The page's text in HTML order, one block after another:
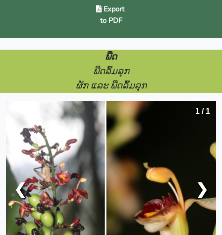
Export
to PDF
ພືດ
ພືດລົ້ມລຸກ
ຜັກ ແລະ ພືດລົ້ມລຸກ
1 / 1
❮ ❯